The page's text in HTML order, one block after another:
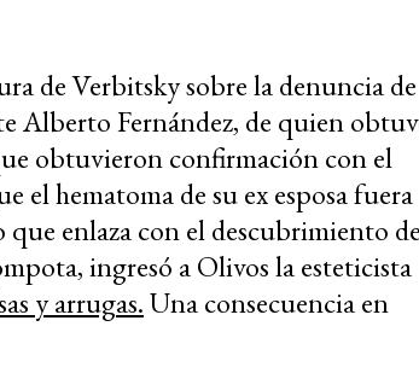
de Verbitsky sobre la denuncia de
Alberto Fernández, de quien
obtuvieron confirmación con el
el hematoma de su ex esposa fuera
enlaza con el descubrimiento de
ingresó a Olivos la esteticista
y arrugas.Una consecuencia en